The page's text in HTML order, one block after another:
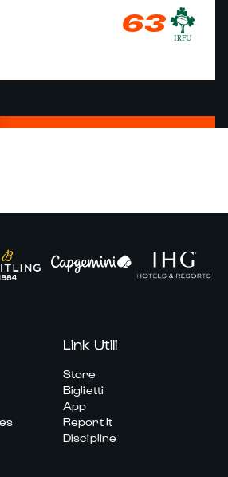
63
Link Utili
Store
Biglietti
App
Report It
Discipline